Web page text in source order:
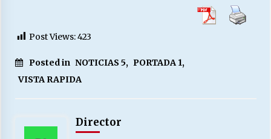
Post Views:423
Posted in NOTICIAS 5, PORTADA 1,
VISTA RAPIDA
Director